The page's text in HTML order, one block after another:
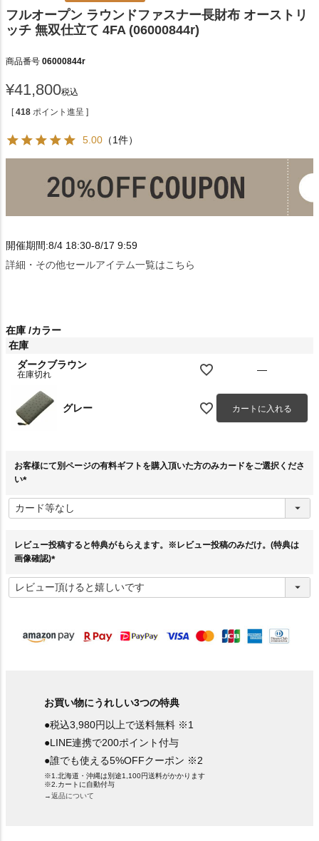
フルオープン ラウンドファスナー長財布 オーストリ
ッチ 無双仕立て 4FA (06000844r)
商品番号 06000844r
¥41,800税込
[ 418 ポイント進呈 ]
5.00 （1件）
開催期間:8/4 18:30-8/17 9:59
詳細・その他セールアイテム一覧はこちら
在庫 カラー
在庫
ダークブラウン
在庫切れ —
グレー カートに入れる
お客様にて別ページの有料ギフトを購入頂いた方のみカードをご選択くださ
い
必
須
レビュー投稿すると特典がもらえます。※レビュー投稿のみだけ。(特典は
画像確認)
必
須
お買い物にうれしい3つの特典
●税込3,980円以上で送料無料 ※1
●LINE連携で200ポイント付与
●誰でも使える5%OFFクーポン ※2
※1.北海道・沖縄は別途1,100円送料がかかります
※2.カートに自動付与
→返品について